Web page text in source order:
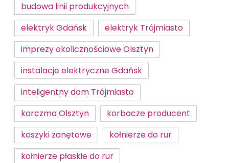
budowa linii produkcyjnych
elektryk Gdańsk
elektryk Trójmiasto
imprezy okolicznościowe Olsztyn
instalacje elektryczne Gdańsk
inteligentny dom Trójmiasto
karczma Olsztyn
korbacze producent
koszyki zanętowe
kołnierze do rur
kołnierze płaskie do rur